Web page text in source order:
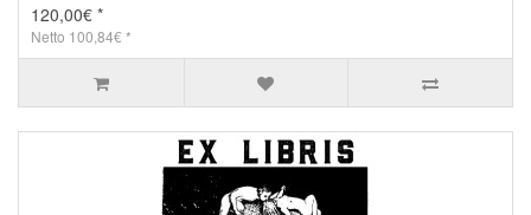
120,00€ *
Netto 100,84€ *